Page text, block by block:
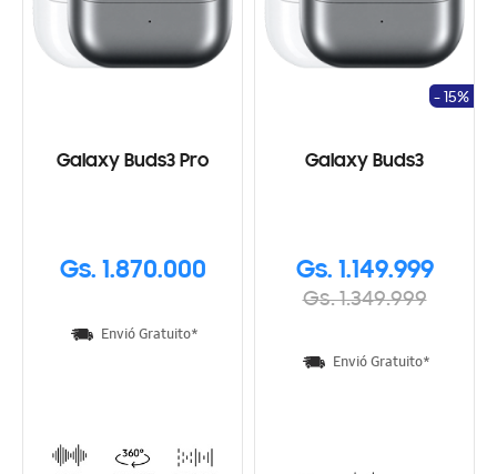
Galaxy Buds3 Pro
Gs. 1.870.000
Envió Gratuito*
Galaxy Buds3
Gs. 1.149.999
Gs. 1.349.999
- 15%
Envió Gratuito*